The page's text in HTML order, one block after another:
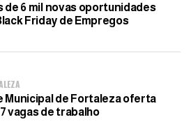
de 6 mil novas oportunidades
Friday de Empregos
Municipal de Fortaleza oferta
vagas de trabalho